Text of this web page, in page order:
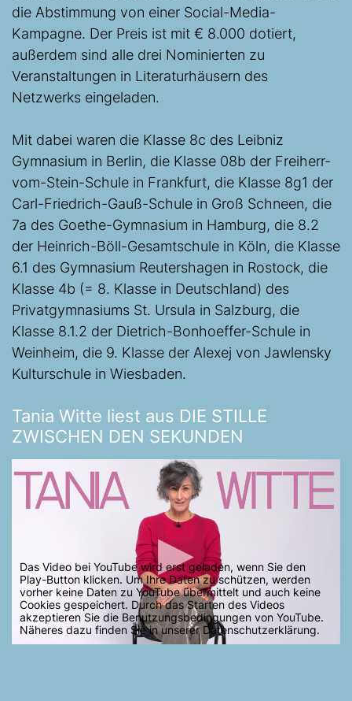
die Abstimmung von einer Social-Media-
Kampagne. Der Preis ist mit € 8.000 dotiert,
außerdem sind alle drei Nominierten zu
Veranstaltungen in Literaturhäusern des
Netzwerks eingeladen.
Mit dabei waren die Klasse 8c des Leibniz
Gymnasium in Berlin, die Klasse 08b der Freiherr-
vom-Stein-Schule in Frankfurt, die Klasse 8g1 der
Carl-Friedrich-Gauß-Schule in Groß Schneen, die
7a des Goethe-Gymnasium in Hamburg, die 8.2
der Heinrich-Böll-Gesamtschule in Köln, die Klasse
6.1 des Gymnasium Reutershagen in Rostock, die
Klasse 4b (= 8. Klasse in Deutschland) des
Privatgymnasiums St. Ursula in Salzburg, die
Klasse 8.1.2 der Dietrich-Bonhoeffer-Schule in
Weinheim, die 9. Klasse der Alexej von Jawlensky
Kulturschule in Wiesbaden.
Tania Witte liest aus DIE STILLE
ZWISCHEN DEN SEKUNDEN
Das Video bei YouTube wird erst geladen, wenn Sie den
Play-Button klicken. Um Ihre Daten zu schützen, werden
vorher keine Daten zu YouTube übermittelt und auch keine
Cookies gespeichert. Durch das Starten des Videos
akzeptieren Sie die Benutzungsbedingungen von YouTube.
Näheres dazu finden Sie in unserer Datenschutzerklärung.